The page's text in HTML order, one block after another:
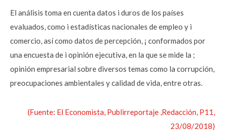
El análisis toma en cuenta datos i duros de los países
evaluados, como i estadísticas nacionales de empleo y i
comercio, así como datos de percepción, ¡ conformados por
una encuesta de i opinión ejecutiva, en la que se mide la ;
opinión empresarial sobre diversos temas como la corrupción,
preocupaciones ambientales y calidad de vida, entre otras.
(Fuente: El Economista, Publirreportaje ,Redacción, P11,
23/08/2018)